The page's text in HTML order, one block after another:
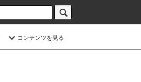
コンテンツを見る